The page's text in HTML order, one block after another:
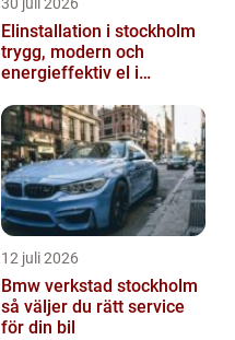
Elinstallation i stockholm
trygg, modern och
energieffektiv el i
12 juli 2026
Bmw verkstad stockholm
så väljer du rätt service
för din bil